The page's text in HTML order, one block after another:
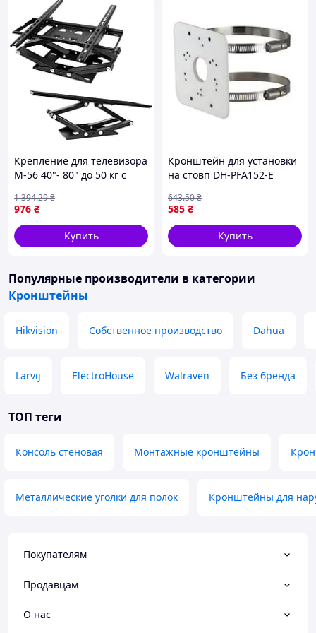
компанией
Крепление для телевизора
M-56 40"- 80" до 50 кг с
Настенный кронштейн
976 ₴
1 394.29₴
Купить
Кронштейн для установки
на стовп DH-PFA152-E
585 ₴
643.50₴
Купить
Популярные производители в категории
Кронштейны
Hikvision Собственное производство Dahua
Larvij ElectroHouse Walraven Без бренда
ТОП теги
Консоль стеновая Монтажные кронштейны
Металлические уголки для полок Кронштейны для
Покупателям
Продавцам
О нас